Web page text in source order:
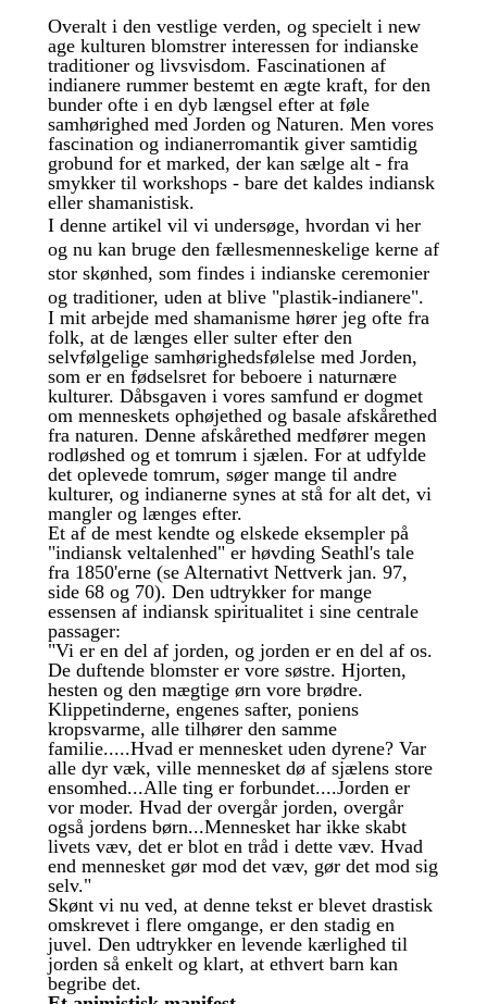
Overalt i den vestlige verden, og specielt i new
age kulturen blomstrer interessen for indianske
traditioner og livsvisdom. Fascinationen af
indianere rummer bestemt en ægte kraft, for den
bunder ofte i en dyb længsel efter at føle
samhørighed med Jorden og Naturen. Men vores
fascination og indianerromantik giver samtidig
grobund for et marked, der kan sælge alt - fra
smykker til workshops - bare det kaldes indiansk
eller shamanistisk.
I denne artikel vil vi undersøge, hvordan vi her
og nu kan bruge den fællesmenneskelige kerne af
stor skønhed, som findes i indianske ceremonier
og traditioner, uden at blive "plastik-indianere".
I mit arbejde med shamanisme hører jeg ofte fra
folk, at de længes eller sulter efter den
selvfølgelige samhørighedsfølelse med Jorden,
som er en fødselsret for beboere i naturnære
kulturer. Dåbsgaven i vores samfund er dogmet
om menneskets ophøjethed og basale afskårethed
fra naturen. Denne afskårethed medfører megen
rodløshed og et tomrum i sjælen. For at udfylde
det oplevede tomrum, søger mange til andre
kulturer, og indianerne synes at stå for alt det, vi
mangler og længes efter.
Et af de mest kendte og elskede eksempler på
"indiansk veltalenhed" er høvding Seathl's tale
fra 1850'erne (se Alternativt Nettverk jan. 97,
side 68 og 70). Den udtrykker for mange
essensen af indiansk spiritualitet i sine centrale
passager:
"Vi er en del af jorden, og jorden er en del af os.
De duftende blomster er vore søstre. Hjorten,
hesten og den mægtige ørn vore brødre.
Klippetinderne, engenes safter, poniens
kropsvarme, alle tilhører den samme
familie.....Hvad er mennesket uden dyrene? Var
alle dyr væk, ville mennesket dø af sjælens store
ensomhed...Alle ting er forbundet....Jorden er
vor moder. Hvad der overgår jorden, overgår
også jordens børn...Mennesket har ikke skabt
livets væv, det er blot en tråd i dette væv. Hvad
end mennesket gør mod det væv, gør det mod sig
selv."
Skønt vi nu ved, at denne tekst er blevet drastisk
omskrevet i flere omgange, er den stadig en
juvel. Den udtrykker en levende kærlighed til
jorden så enkelt og klart, at ethvert barn kan
begribe det.